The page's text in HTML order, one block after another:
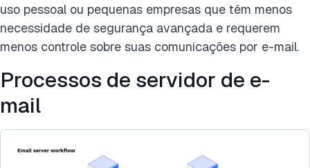
uso pessoal ou pequenas empresas que têm menos
necessidade de segurança avançada e requerem
menos controle sobre suas comunicações por e-mail.
Processos de servidor de e-
mail